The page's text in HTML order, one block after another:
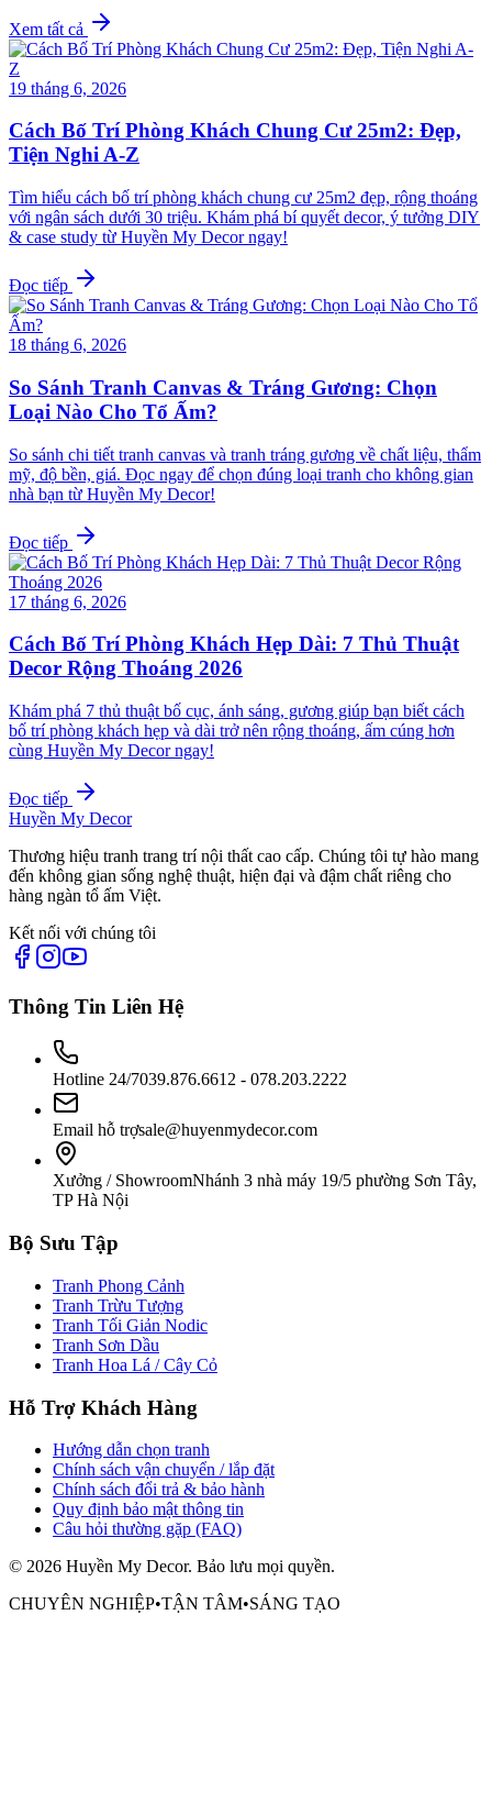
Xem tất cả
19 tháng 6, 2026
Cách Bố Trí Phòng Khách Chung Cư 25m2: Đẹp,
Tiện Nghi A-Z
Tìm hiểu cách bố trí phòng khách chung cư 25m2 đẹp, rộng thoáng
với ngân sách dưới 30 triệu. Khám phá bí quyết decor, ý tưởng DIY
& case study từ Huyền My Decor ngay!
Đọc tiếp
18 tháng 6, 2026
So Sánh Tranh Canvas & Tráng Gương: Chọn
Loại Nào Cho Tổ Ấm?
So sánh chi tiết tranh canvas và tranh tráng gương về chất liệu, thẩm
mỹ, độ bền, giá. Đọc ngay để chọn đúng loại tranh cho không gian
nhà bạn từ Huyền My Decor!
Đọc tiếp
17 tháng 6, 2026
Cách Bố Trí Phòng Khách Hẹp Dài: 7 Thủ Thuật
Decor Rộng Thoáng 2026
Khám phá 7 thủ thuật bố cục, ánh sáng, gương giúp bạn biết cách
bố trí phòng khách hẹp và dài trở nên rộng thoáng, ấm cúng hơn
cùng Huyền My Decor ngay!
Đọc tiếp
Huyền My Decor
Thương hiệu tranh trang trí nội thất cao cấp. Chúng tôi tự hào mang
đến không gian sống nghệ thuật, hiện đại và đậm chất riêng cho
hàng ngàn tổ ấm Việt.
Kết nối với chúng tôi
Thông Tin Liên Hệ
Hotline 24/7039.876.6612 - 078.203.2222
Email hỗ trợsale@huyenmydecor.com
Xưởng / ShowroomNhánh 3 nhà máy 19/5 phường Sơn Tây,
TP Hà Nội
Bộ Sưu Tập
Tranh Phong Cảnh
Tranh Trừu Tượng
Tranh Tối Giản Nodic
Tranh Sơn Dầu
Tranh Hoa Lá / Cây Cỏ
Hỗ Trợ Khách Hàng
Hướng dẫn chọn tranh
Chính sách vận chuyển / lắp đặt
Chính sách đổi trả & bảo hành
Quy định bảo mật thông tin
Câu hỏi thường gặp (FAQ)
© 2026 Huyền My Decor. Bảo lưu mọi quyền.
CHUYÊN NGHIỆP•TẬN TÂM•SÁNG TẠO